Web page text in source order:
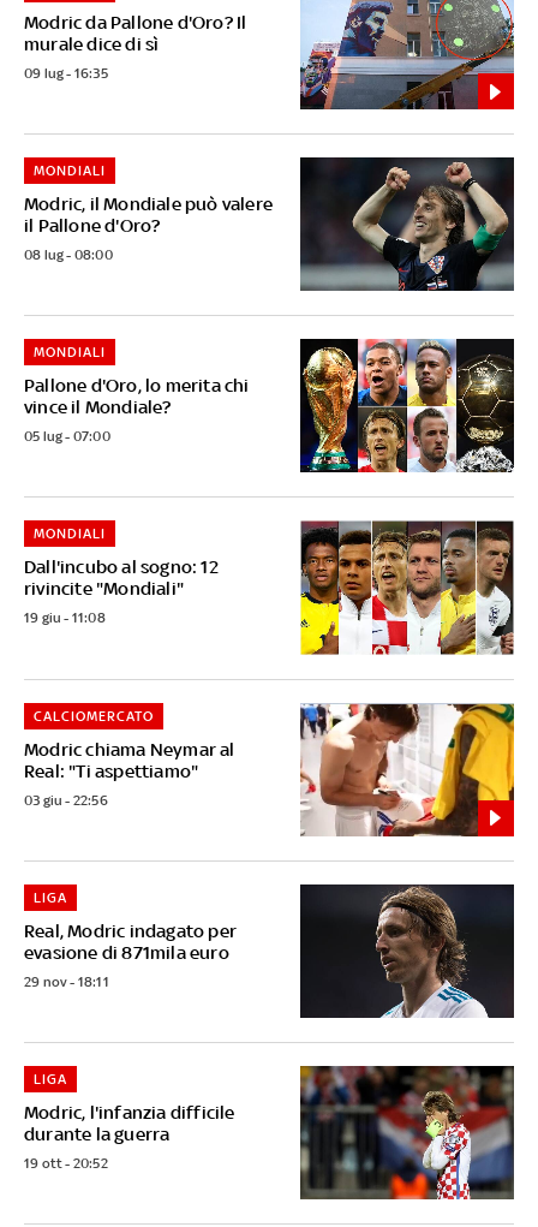
Modric da Pallone d'Oro? Il
murale dice di sì
09 lug - 16:35
Modric, il Mondiale può valere
il Pallone d'Oro?
MONDIALI
08 lug - 08:00
Pallone d'Oro, lo merita chi
vince il Mondiale?
MONDIALI
05 lug - 07:00
Dall'incubo al sogno: 12
rivincite "Mondiali"
MONDIALI
19 giu - 11:08
Modric chiama Neymar al
Real: "Ti aspettiamo"
CALCIOMERCATO
03 giu - 22:56
Real, Modric indagato per
evasione di 871mila euro
LIGA
29 nov - 18:11
Modric, l'infanzia difficile
durante la guerra
LIGA
19 ott - 20:52